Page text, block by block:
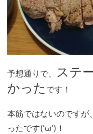
予想通りで、 ステ
かった です！
本筋ではないのですが
ったです('ω')！